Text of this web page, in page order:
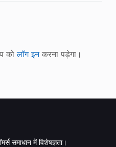
कोलॉग इनकरना पड़ेगा।
समाधान में विशेषज्ञता।